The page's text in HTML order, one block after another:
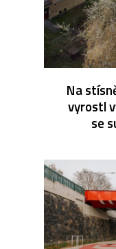
Na
vyrostl
se